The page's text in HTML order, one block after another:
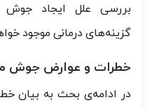
بررسی علل ایجاد
گزینه‌های درمانی موجود
خطرات و عوارض جوش
در ادامه‌ی بحث به بیان